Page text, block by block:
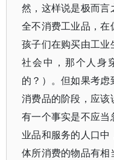
然，这样说是极而
全不消费工业品，
孩子们在购买由工
社会中，那个人身
的？）。但如果考
消费品的阶段，应
有一个事实是不应
业品和服务的人口
体所消费的物品有